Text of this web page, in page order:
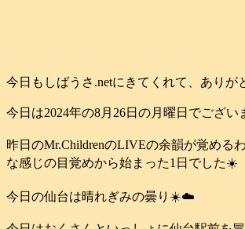
今日もしばうさ.netにきてくれて、ありが
今日は2024年の8月26日の月曜日でござい
昨日のMr.ChildrenのLIVEの余韻が覚める
な感じの目覚めから始まった1日でした☀️
今日の仙台は晴れぎみの曇り☀️☁️